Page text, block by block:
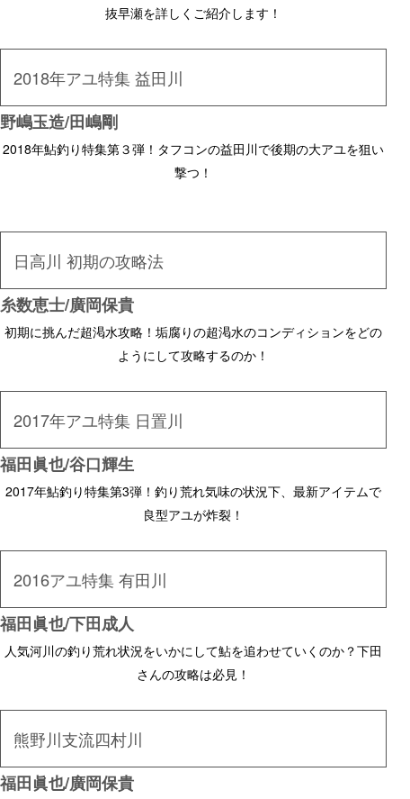
抜早瀬を詳しくご紹介します！
2018年アユ特集 益田川
野嶋玉造/田嶋剛
2018年鮎釣り特集第３弾！タフコンの益田川で後期の大アユを狙い
撃つ！
日高川 初期の攻略法
糸数恵士/廣岡保貴
初期に挑んだ超渇水攻略！垢腐りの超渇水のコンディションをどの
ようにして攻略するのか！
2017年アユ特集 日置川
福田眞也/谷口輝生
2017年鮎釣り特集第3弾！釣り荒れ気味の状況下、最新アイテムで
良型アユが炸裂！
2016アユ特集 有田川
福田眞也/下田成人
人気河川の釣り荒れ状況をいかにして鮎を追わせていくのか？下田
さんの攻略は必見！
熊野川支流四村川
福田眞也/廣岡保貴